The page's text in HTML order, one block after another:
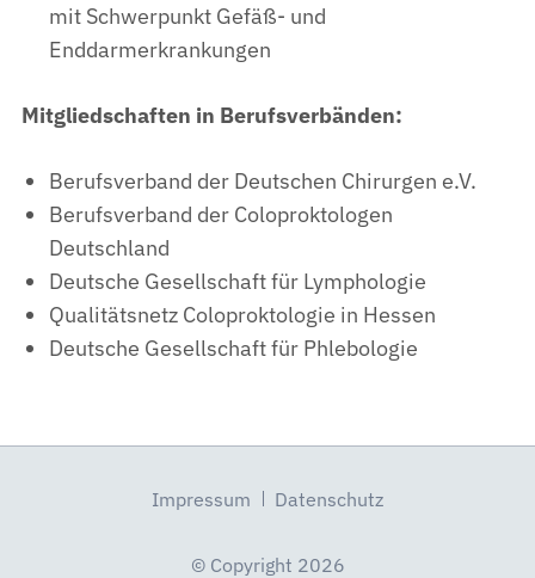
mit Schwerpunkt Gefäß- und
Enddarmerkrankungen
Mitgliedschaften in Berufsverbänden:
Berufsverband der Deutschen Chirurgen e.V.
Berufsverband der Coloproktologen
Deutschland
Deutsche Gesellschaft für Lymphologie
Qualitätsnetz Coloproktologie in Hessen
Deutsche Gesellschaft für Phlebologie
Navigation
Impressum Datenschutz
© Copyright 2026